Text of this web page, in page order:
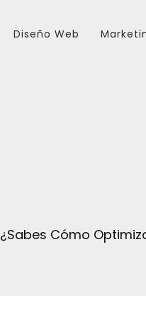
Diseño Web
¿Sabes Cómo